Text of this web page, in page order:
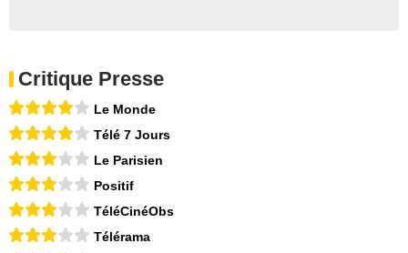
Critique Presse
Le Monde
Télé 7 Jours
Le Parisien
Positif
TéléCinéObs
Télérama